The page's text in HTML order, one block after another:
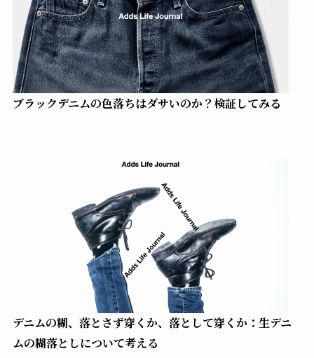
ブラックデニムの色落ちはダサいのか？検証してみる
デニムの糊、落とさず穿くか、落として穿くか：生デニ
ムの糊落としについて考える